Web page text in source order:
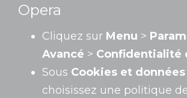
Opera
Cliquez sur Menu >
Avancé > Confidentialité
Sous Cookies et
choisissez une politique